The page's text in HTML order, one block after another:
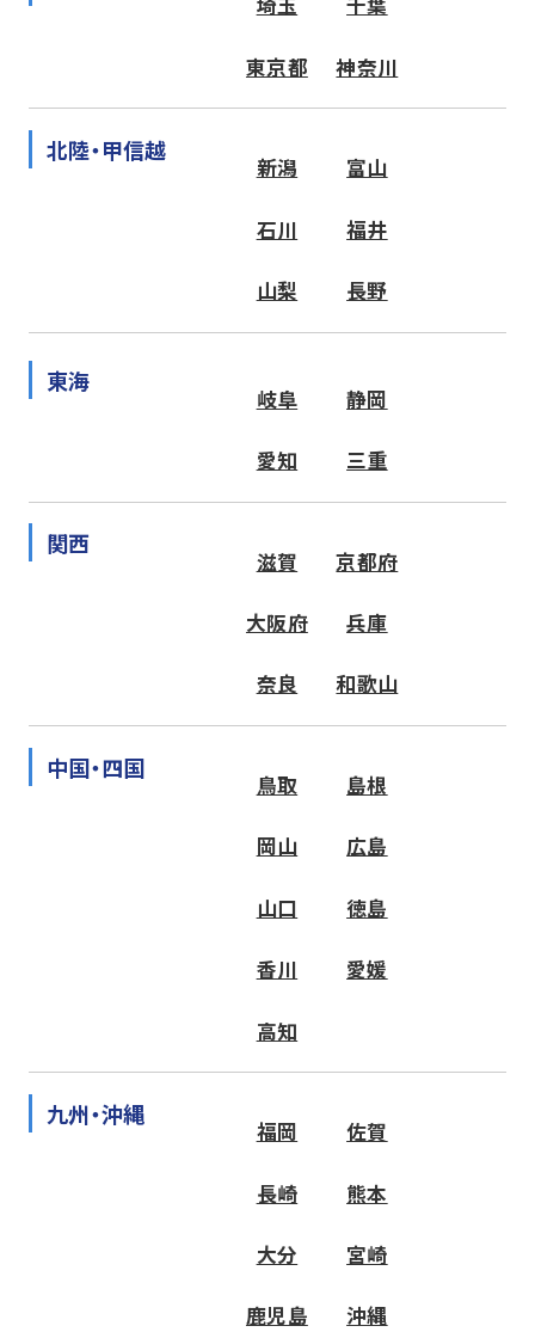
東京都 神奈川
北陸・甲信越
新潟 富山
石川 福井
山梨 長野
東海
岐阜 静岡
愛知 三重
関西
滋賀 京都府
大阪府 兵庫
奈良 和歌山
中国・四国
鳥取 島根
岡山 広島
山口 徳島
香川 愛媛
高知
九州・沖縄
福岡 佐賀
長崎 熊本
大分 宮崎
鹿児島 沖縄